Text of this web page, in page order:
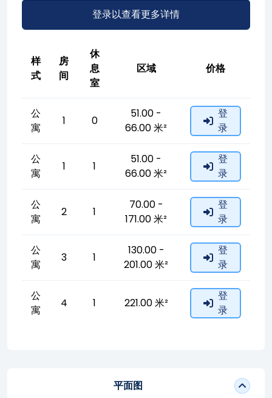
登录以查看更多详情
样
式
房
间
休
息
室
区域 价格
公
寓
1 0
51.00 -
66.00 米²
登
录
公
寓
1 1
51.00 -
66.00 米²
登
录
公
寓
2 1
70.00 -
171.00 米²
登
录
公
寓
3 1
130.00 -
201.00 米²
登
录
公
寓
4 1 221.00 米²
登
录
平面图